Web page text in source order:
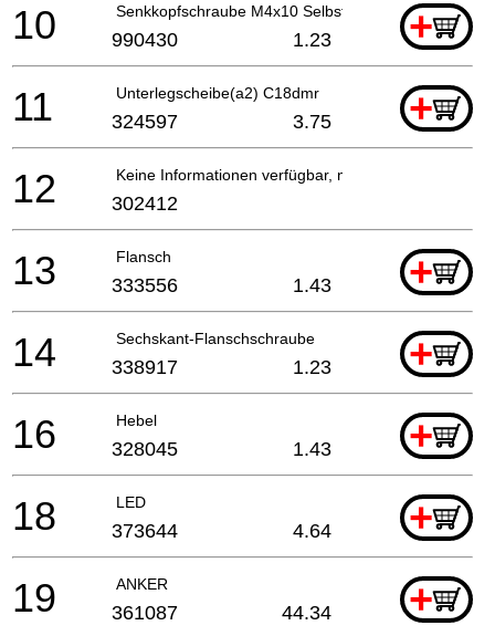
Senkkopfschraube M4x10 Selbstsi. +
10 990430 1.23
Unterlegscheibe(a2) C18dmr +
11 324597 3.75
Keine Informationen verfügbar, nicht bestellbar
12 302412
Flansch +
13 333556 1.43
Sechskant-Flanschschraube +
14 338917 1.23
Hebel +
16 328045 1.43
LED +
18 373644 4.64
ANKER +
19 361087 44.34